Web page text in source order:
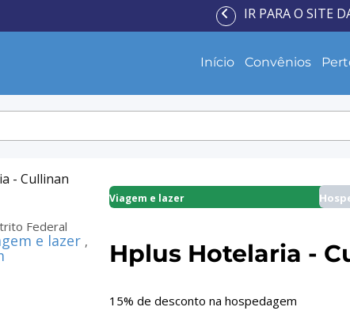
IR PARA O SITE
Início Convênios
Federal
e lazer ,
Viagem e lazer
Hplus Hotelaria -
15% de desconto na hospedagem